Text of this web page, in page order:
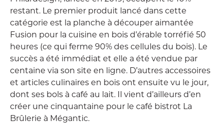
restant. Le premier produit lancé dans cette
catégorie est la planche à découper aimantée
Fusion pour la cuisine en bois d’érable torréfié 50
heures (ce qui ferme 90% des cellules du bois). Le
succès a été immédiat et elle a été vendue par
centaine via son site en ligne. D’autres accessoires
et articles culinaires en bois ont ensuite vu le jour,
dont ses bols à café au lait. Il vient d’ailleurs d’en
créer une cinquantaine pour le café bistrot La
Brûlerie à Mégantic.